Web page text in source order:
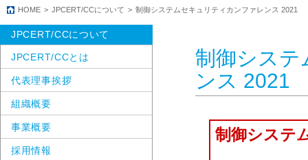
HOME JPCERT/CCについて 制御システムセキュリティカンファレンス 2021
制御システ
ンス 2021
制御システ
JPCERT/CCについて
JPCERT/CCとは
代表理事挨拶
組織概要
事業概要
採用情報